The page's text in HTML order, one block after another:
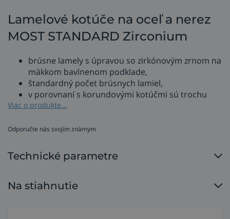
Lamelové kotúče na oceľ a nerez
MOST STANDARD Zirconium
brúsne lamely s úpravou so zirkónovým zrnom na
mäkkom bavlnenom podklade,
štandardný počet brúsnych lamiel,
v porovnaní s korundovými kotúčmi sú trochu
agresívnejšie a majú nižšiu teplotu pri brúsení,
kónický kotúč, typ 29,
Na vyžiadanie aj v inej zrnitosti kotúčov zo sady MOST
Viac o produkte...
Odporučte nás svojím známym
Technické parametre
Na stiahnutie